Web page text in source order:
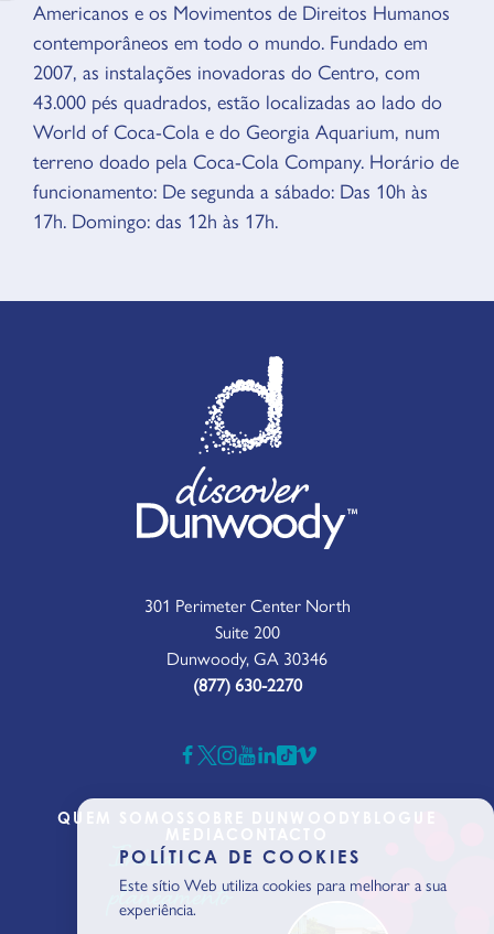
Americanos e os Movimentos de Direitos Humanos
contemporâneos em todo o mundo. Fundado em
2007, as instalações inovadoras do Centro, com
43.000 pés quadrados, estão localizadas ao lado do
World of Coca-Cola e do Georgia Aquarium, num
terreno doado pela Coca-Cola Company. Horário de
funcionamento: De segunda a sábado: Das 10h às
17h. Domingo: das 12h às 17h.
301 Perimeter Center North
Suite 200
Dunwoody, GA 30346
(877) 630-2270
QUEM SOMOS
Iniciar o
planeamento
POLÍTICA DE COOKIES
Este sítio Web utiliza cookies para melhorar a sua
experiência.